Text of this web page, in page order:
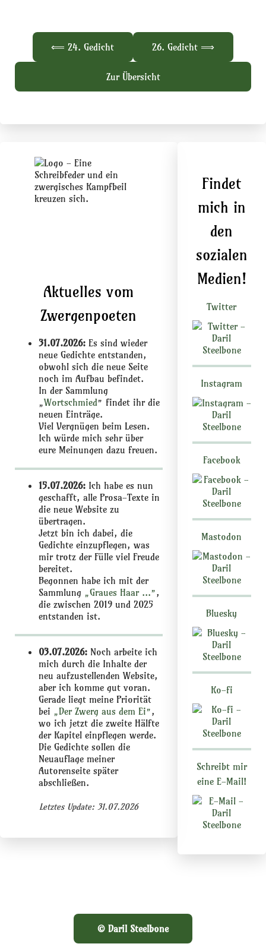
Aktuelles vom
Zwergenpoeten
31.07.2026: Es sind wieder
neue Gedichte entstanden,
obwohl sich die neue Seite
noch im Aufbau befindet.
In der Sammlung
„Wortschmied” findet ihr die
neuen Einträge.
Viel Vergnügen beim Lesen.
Ich würde mich sehr über
eure Meinungen dazu freuen.
15.07.2026: Ich habe es nun
geschafft, alle Prosa-Texte in
die neue Website zu
übertragen.
Jetzt bin ich dabei, die
Gedichte einzupflegen, was
mir trotz der Fülle viel Freude
bereitet.
Begonnen habe ich mit der
Sammlung „Graues Haar ...”,
die zwischen 2019 und 2025
entstanden ist.
03.07.2026: Noch arbeite ich
mich durch die Inhalte der
neu aufzustellenden Website,
aber ich komme gut voran.
Gerade liegt meine Priorität
bei „Der Zwerg aus dem Ei”,
wo ich jetzt die zweite Hälfte
der Kapitel einpflegen werde.
Die Gedichte sollen die
Neuauflage meiner
Autorenseite später
abschließen.
Letztes Update: 31.07.2026
⟸ 24. Gedicht
Zur Übersicht
26. Gedicht ⟹
Findet
mich in
den
sozialen
Medien!
Twitter
Instagram
Facebook
Mastodon
Bluesky
Ko-fi
Schreibt mir
eine E-Mail!
© Daril Steelbone